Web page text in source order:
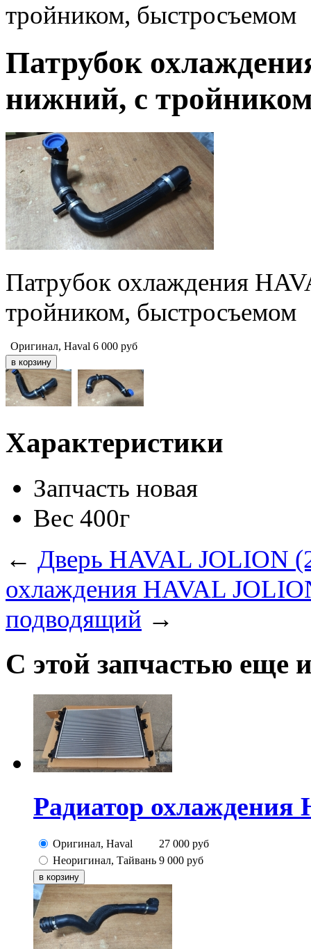
тройником, быстросъемом
Патрубок
нижний, с
Патрубок охлаждения
тройником, быстросъемом
Оригинал, Haval 6 000 руб
Характеристики
Запчасть новая
Вес 400г
← Дверь HAVAL JOLION
охлаждения HAVAL
подводящий →
С этой запчастью еще
Радиатор охлаждения
Оригинал, Haval 27 000 руб
Неоригинал, Тайвань 9 000 руб